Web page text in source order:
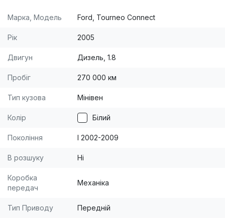
работает как часы! Очень экономичен!
+380679952882
Марка, Модель Ford, Tourneo Connect
Рік 2005
Двигун Дизель, 1.8
Пробіг 270 000 км
Тип кузова Мінівен
Колір Білий
Покоління I 2002-2009
В розшуку Ні
Коробка
передач
Механіка
Тип Приводу Передній